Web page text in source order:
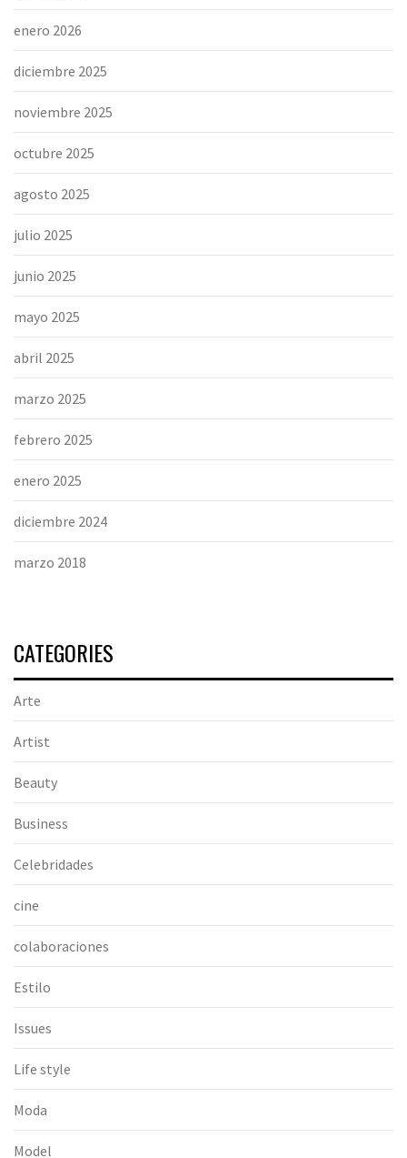
enero 2026
diciembre 2025
noviembre 2025
octubre 2025
agosto 2025
julio 2025
junio 2025
mayo 2025
abril 2025
marzo 2025
febrero 2025
enero 2025
diciembre 2024
marzo 2018
CATEGORIES
Arte
Artist
Beauty
Business
Celebridades
cine
colaboraciones
Estilo
Issues
Life style
Moda
Model